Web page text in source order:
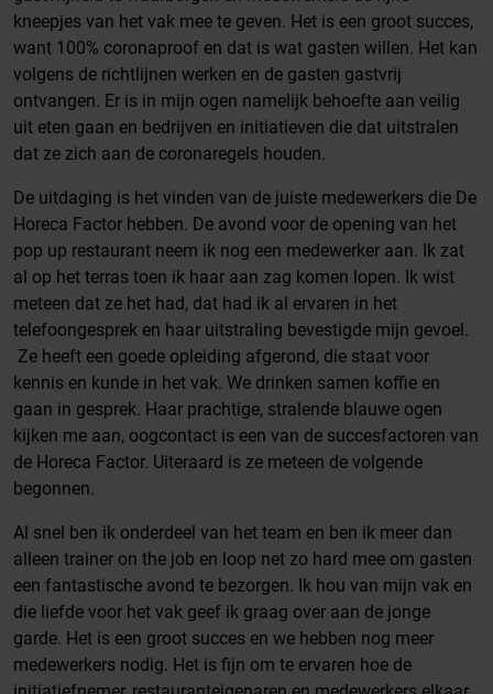
kneepjes van het vak mee te geven. Het is een groot succes,
want 100% coronaproof en dat is wat gasten willen. Het kan
volgens de richtlijnen werken en de gasten gastvrij
ontvangen. Er is in mijn ogen namelijk behoefte aan veilig
uit eten gaan en bedrijven en initiatieven die dat uitstralen
dat ze zich aan de coronaregels houden.
De uitdaging is het vinden van de juiste medewerkers die De
Horeca Factor hebben. De avond voor de opening van het
pop up restaurant neem ik nog een medewerker aan. Ik zat
al op het terras toen ik haar aan zag komen lopen. Ik wist
meteen dat ze het had, dat had ik al ervaren in het
telefoongesprek en haar uitstraling bevestigde mijn gevoel.
Ze heeft een goede opleiding afgerond, die staat voor
kennis en kunde in het vak. We drinken samen koffie en
gaan in gesprek. Haar prachtige, stralende blauwe ogen
kijken me aan, oogcontact is een van de succesfactoren van
de Horeca Factor. Uiteraard is ze meteen de volgende
begonnen.
Al snel ben ik onderdeel van het team en ben ik meer dan
alleen trainer on the job en loop net zo hard mee om gasten
een fantastische avond te bezorgen. Ik hou van mijn vak en
die liefde voor het vak geef ik graag over aan de jonge
garde. Het is een groot succes en we hebben nog meer
medewerkers nodig. Het is fijn om te ervaren hoe de